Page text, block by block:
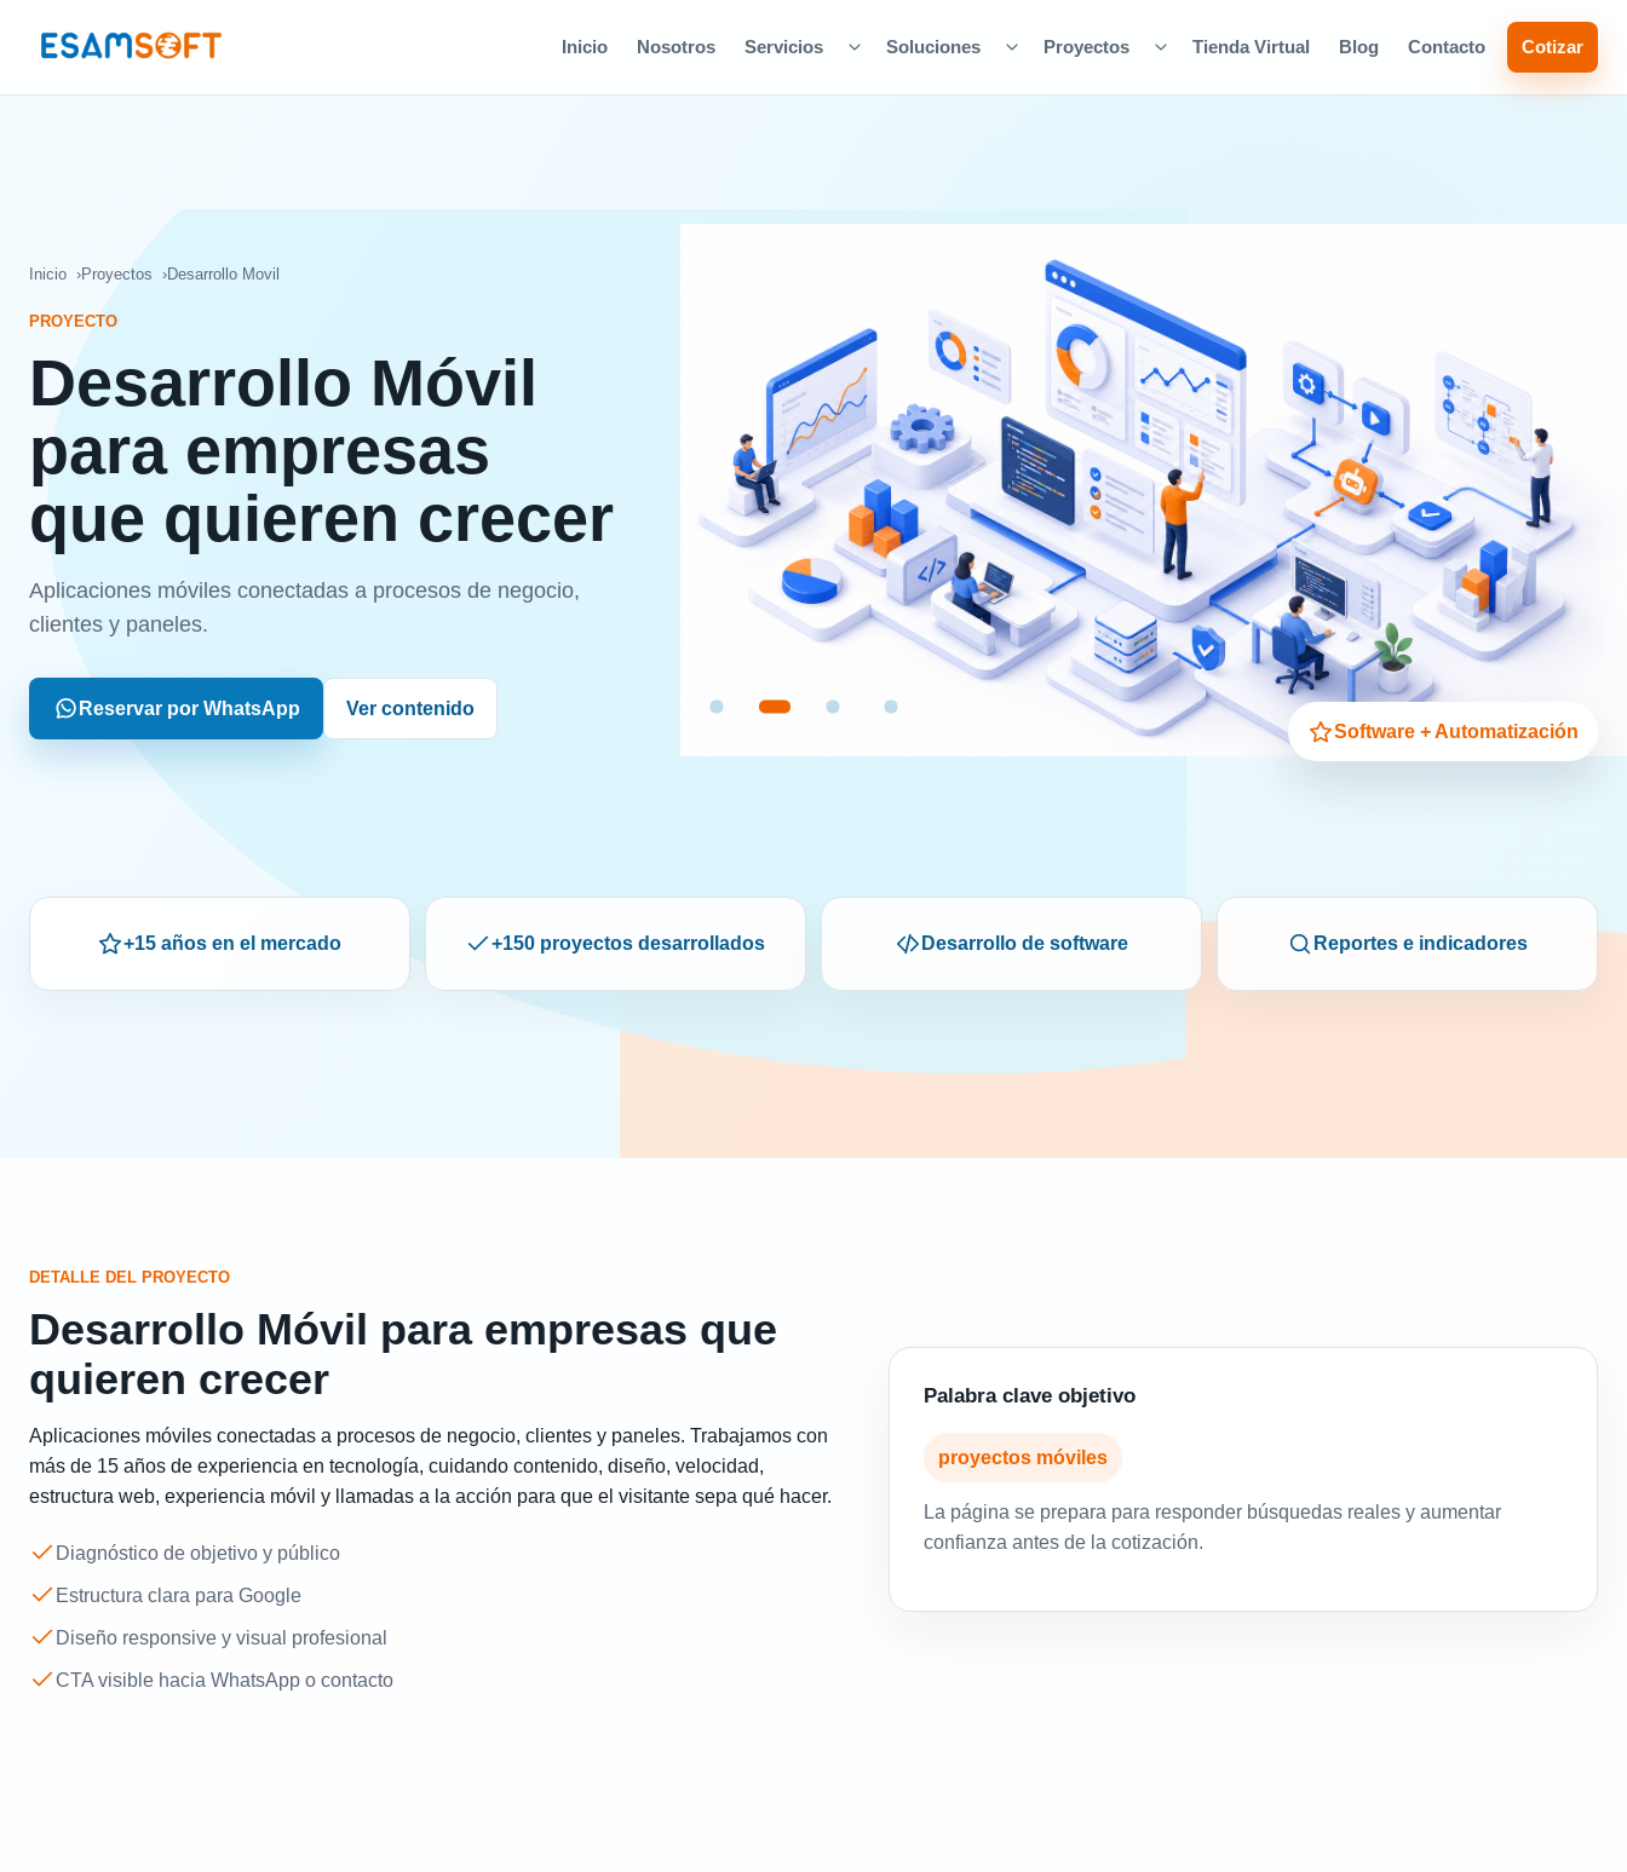
Inicio Nosotros Servicios Soluciones Proyectos Tienda Virtual Blog Contacto Cotizar
Inicio Proyectos Desarrollo Movil
PROYECTO
Desarrollo Móvil
para empresas
que quieren crecer
Aplicaciones móviles conectadas a procesos de negocio,
clientes y paneles.
Reservar por WhatsApp
Ver contenido
Software + Automatización
+15 años en el mercado +150 proyectos desarrollados Desarrollo de software Reportes e indicadores
DETALLE DEL PROYECTO
Desarrollo Móvil para empresas que
quieren crecer
Aplicaciones móviles conectadas a procesos de negocio, clientes y paneles. Trabajamos con
más de 15 años de experiencia en tecnología, cuidando contenido, diseño, velocidad,
estructura web, experiencia móvil y llamadas a la acción para que el visitante sepa qué hacer.
Diagnóstico de objetivo y público
Estructura clara para Google
Diseño responsive y visual profesional
CTA visible hacia WhatsApp o contacto
Palabra clave objetivo
proyectos móviles
La página se prepara para responder búsquedas reales y aumentar
confianza antes de la cotización.